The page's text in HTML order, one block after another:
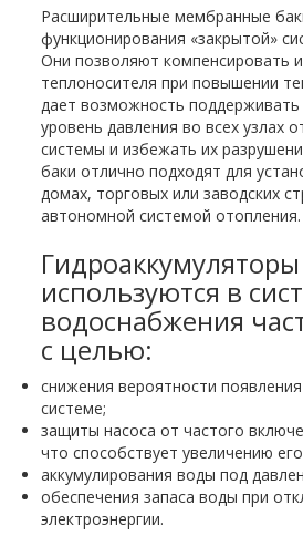
Расширительные мембранные
функционирования «закрытой»
Они позволяют компенсировать
теплоносителя при повышении
дает возможность
уровень давления во всех узлах
системы и избежать их
баки отлично подходят для
домах, торговых или заводских
автономной системой отопления.
Гидроаккумуляторы
используются в
водоснабжения
с целью:
снижения вероятности
системе;
защиты насоса от частого
что способствует увеличению
аккумулирования воды под
обеспечения запаса воды при
электроэнергии.